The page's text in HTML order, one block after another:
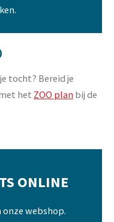
tocht? Bereid je
het ZOO plan bij de
ONLINE
webshop.